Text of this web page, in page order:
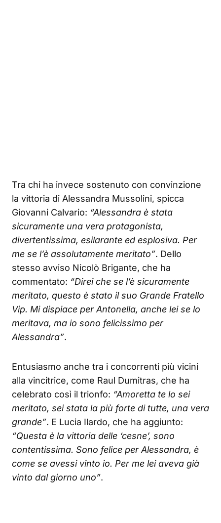
Tra chi ha invece sostenuto con convinzione
la vittoria di Alessandra Mussolini, spicca
Giovanni Calvario: “Alessandra è stata
sicuramente una vera protagonista,
divertentissima, esilarante ed esplosiva. Per
me se l’è assolutamente meritato”. Dello
stesso avviso Nicolò Brigante, che ha
commentato: “Direi che se l’è sicuramente
meritato, questo è stato il suo Grande Fratello
Vip. Mi dispiace per Antonella, anche lei se lo
meritava, ma io sono felicissimo per
Alessandra”.
Entusiasmo anche tra i concorrenti più vicini
alla vincitrice, come Raul Dumitras, che ha
celebrato così il trionfo: “Amoretta te lo sei
meritato, sei stata la più forte di tutte, una vera
grande”. E Lucia Ilardo, che ha aggiunto:
“Questa è la vittoria delle ‘cesne’, sono
contentissima. Sono felice per Alessandra, è
come se avessi vinto io. Per me lei aveva già
vinto dal giorno uno”.